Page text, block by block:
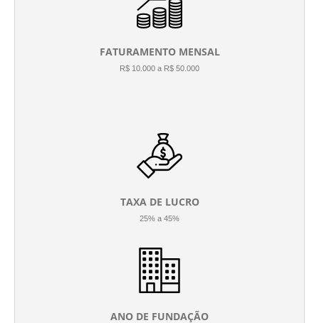
FATURAMENTO MENSAL
R$ 10.000 a R$ 50.000
TAXA DE LUCRO
25% a 45%
ANO DE FUNDAÇÃO